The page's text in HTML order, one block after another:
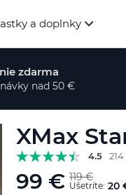
a doplnky
zdarma
nad 50 €
XMax
4.5
99 € 119 €
Ušetríte: 20